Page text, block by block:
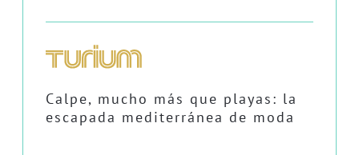
Calpe, mucho más que playas: la
escapada mediterránea de moda